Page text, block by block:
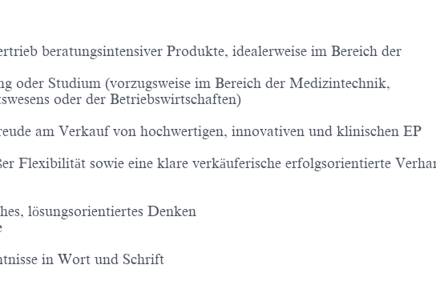
beratungsintensiver Produkte, idealerweise im Bereich der
oder Studium (vorzugsweise im Bereich der Medizintechnik,
oder der Betriebswirtschaften)
am Verkauf von hochwertigen, innovativen und klinischen EP
Flexibilität sowie eine klare verkäuferische erfolgsorientierte
lösungsorientiertes Denken
in Wort und Schrift